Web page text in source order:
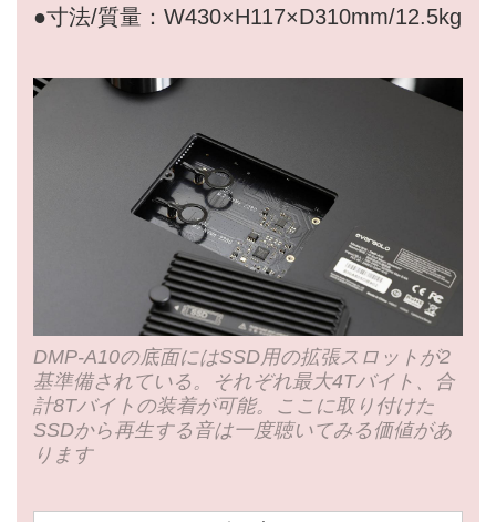
●寸法/質量：W430×H117×D310mm/12.5kg
DMP-A10の底面にはSSD用の拡張スロットが2
基準備されている。それぞれ最大4Tバイト、合
計8Tバイトの装着が可能。ここに取り付けた
SSDから再生する音は一度聴いてみる価値があ
ります